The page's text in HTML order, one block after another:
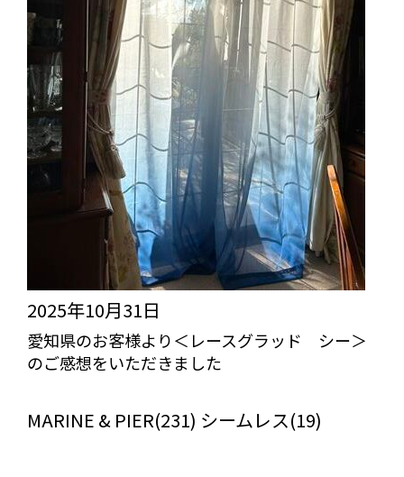
2025年10月31日
愛知県のお客様より＜レースグラッド シー＞
のご感想をいただきました
MARINE & PIER(231) シームレス(19)